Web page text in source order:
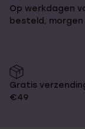
Op werkdagen
besteld, morgen
Gratis
€49